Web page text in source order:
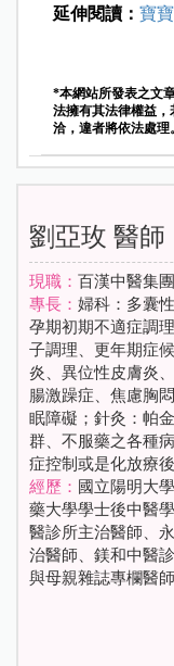
延伸閱讀：寶
*本網站所發表之文
法擁有其法律權益
洽，違者將依法處理
劉亞玫 醫師
現職： 百漢中醫集
專長： 婦科：多囊
孕期初期不適症調
子調理、更年期症
炎、異位性皮膚炎
腸激躁症、焦慮胸
眠障礙；針灸：帕
群、不服藥之各種
症控制或是化放療
經歷： 國立陽明大
藥大學學士後中醫
醫診所主治醫師、
治醫師、鎂和中醫
與母親雜誌專欄醫師